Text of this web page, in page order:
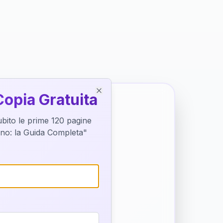
di
Gratuita
le prime 120 pagine
la Guida Completa"